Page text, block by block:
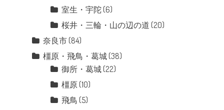
室生・宇陀(6)
桜井・三輪・山の辺の道 (20)
奈良市(84)
橿原・飛鳥・葛城(38)
御所・葛城(22)
橿原(10)
飛鳥 (5)